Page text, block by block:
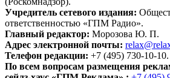
Учредитель сетевого издания:
ответственностью «ГПМ Радио».
Главный редактор: Морозова Ю. П.
Адрес электронной почты:
Телефон редакции: +7 (495) 730-10-10.
По всем вопросам размещения